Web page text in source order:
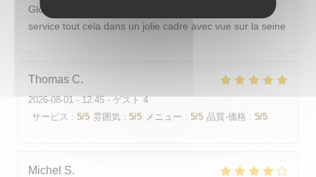
Globalement un bon repas avec également un bon
service tout cela dans un jolie cadre avec vue sur la seine
Thomas C
2026-08-01- 12:45 - ゲスト 4
サービス : 5/5 雰囲気 : 5/5 メニュー : 5/5 品質-価格 : 5/5
Michel S